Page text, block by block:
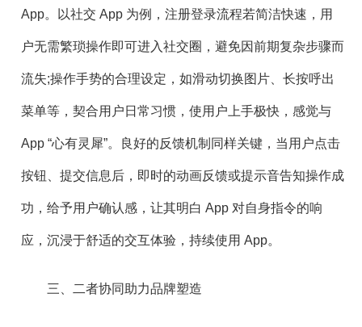
App。以社交 App 为例，注册登录流程若简洁快速，用
户无需繁琐操作即可进入社交圈，避免因前期复杂步骤而
流失;操作手势的合理设定，如滑动切换图片、长按呼出
菜单等，契合用户日常习惯，使用户上手极快，感觉与
App “心有灵犀”。良好的反馈机制同样关键，当用户点击
按钮、提交信息后，即时的动画反馈或提示音告知操作成
功，给予用户确认感，让其明白 App 对自身指令的响
应，沉浸于舒适的交互体验，持续使用 App。
三、二者协同助力品牌塑造